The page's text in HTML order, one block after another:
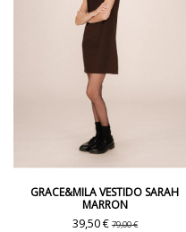
GRACE&MILA VESTIDO SARAH
MARRON
39,50 €79,00 €